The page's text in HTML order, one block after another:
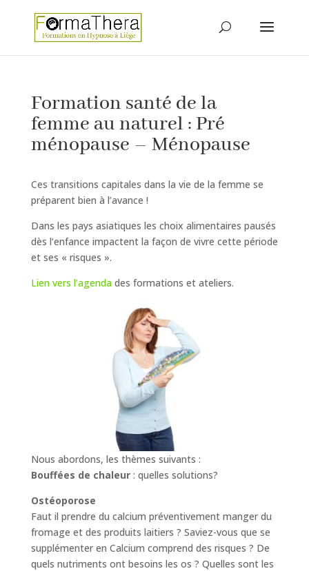
Formation santé de la
femme au naturel : Pré
ménopause – Ménopause
Ces transitions capitales dans la vie de la femme se
préparent bien à l’avance !
Dans les pays asiatiques les choix alimentaires pausés
dès l’enfance impactent la façon de vivre cette période
et ses « risques ».
Lien vers l’agendades formations et ateliers.
Nous abordons, les thèmes suivants :
Bouffées de chaleur: quelles solutions?
Ostéoporose
Faut il prendre du calcium préventivement manger du
fromage et des produits laitiers ? Saviez-vous que se
supplémenter en Calcium comprend des risques ? De
quels nutriments ont besoins les os ? Quelles sont les